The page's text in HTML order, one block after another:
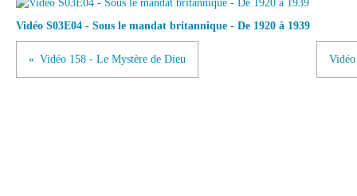
Vidéo S03E04 - Sous le mandat britannique - De 1920 à 1939
Vidéo 158 - Le Mystère de Dieu